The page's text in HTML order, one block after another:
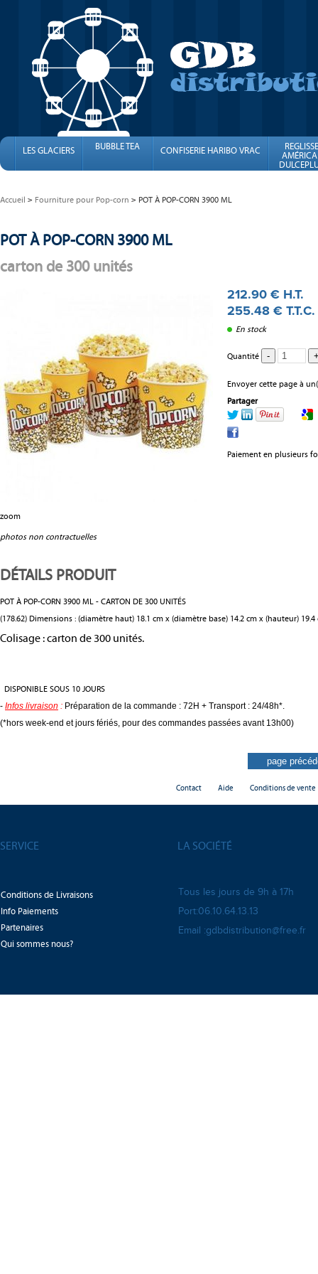
LES GLACIERS BUBBLE TEA CONFISERIE HARIBO VRAC
FINI
Accueil Fourniture pour Pop-corn POT À POP-CORN 3900 ML
POT À POP-CORN 3900 ML
carton de 300 unités
zoom
photos non contractuelles
212.90 € H.T.
255.48 € T.T.C.
En stock
Quantité
Envoyer cette page à
Partager
Paiement en plusieurs
DÉTAILS PRODUIT
POT À POP-CORN 3900 ML - CARTON DE 300 UNITÉS
(178.62) Dimensions : (diamètre haut) 18.1 cm x (diamètre base) 14.2 cm x (hauteur) 19.4
Colisage : carton de 300 unités.
DISPONIBLE SOUS 10 JOURS
- Infos livraison : Préparation de la commande : 72H + Transport : 24/48h*.
(*hors week-end et jours fériés, pour des commandes passées avant 13h00)
Contact Aide Conditions de vente
SERVICE LA SOCIÉTÉ
Conditions de Livraisons
Info Paiements
Partenaires
Qui sommes nous?
Tous les jours de 9h à 17h
Port:06.10.64.13.13
Email :gdbdistribution@free.fr